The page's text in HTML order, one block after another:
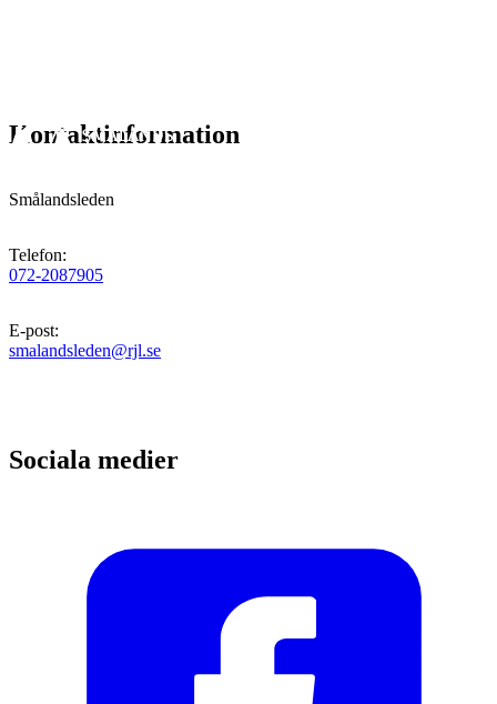
Kontaktinformation
Smålandsleden
Telefon:
072-2087905
E-post:
smalandsleden@rjl.se
Sociala medier